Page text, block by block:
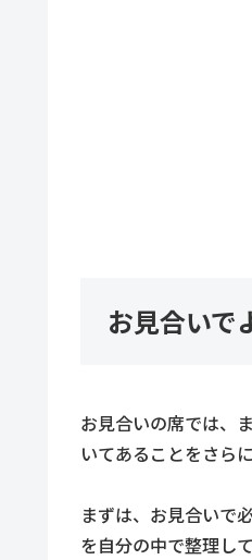
お見合いで
お見合いの席では、
いてあることをさら
まずは、お見合いで
を自分の中で整理し